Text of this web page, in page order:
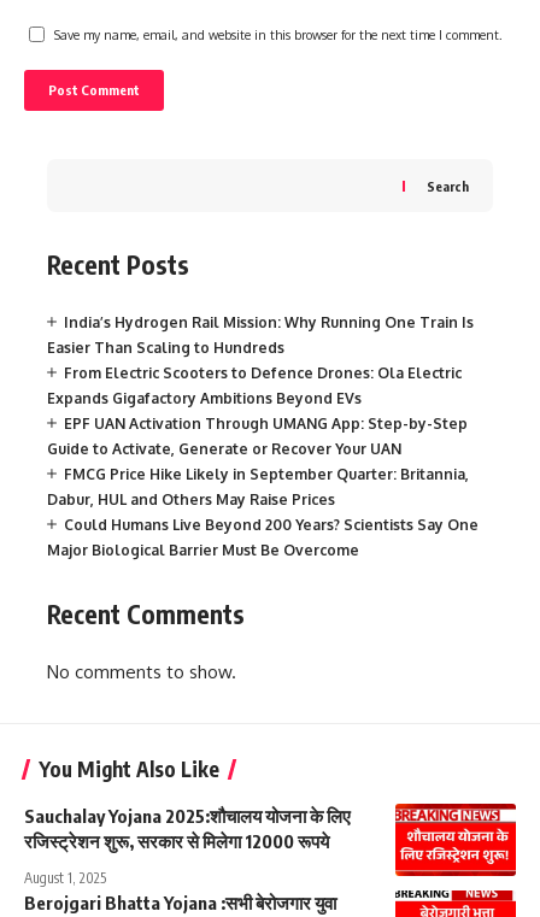
Save my name, email, and website in this browser for the next time I comment.
Search
Recent Posts
India’s Hydrogen Rail Mission: Why Running One Train Is
Easier Than Scaling to Hundreds
From Electric Scooters to Defence Drones: Ola Electric
Expands Gigafactory Ambitions Beyond EVs
EPF UAN Activation Through UMANG App: Step-by-Step
Guide to Activate, Generate or Recover Your UAN
FMCG Price Hike Likely in September Quarter: Britannia,
Dabur, HUL and Others May Raise Prices
Could Humans Live Beyond 200 Years? Scientists Say One
Major Biological Barrier Must Be Overcome
Recent Comments
No comments to show.
You Might Also Like
Sauchalay Yojana 2025:शौचालय योजना के लिए
रजिस्ट्रेशन शुरू, सरकार से मिलेगा 12000 रूपये
August 1, 2025
Berojgari Bhatta Yojana :सभी बेरोजगार युवा